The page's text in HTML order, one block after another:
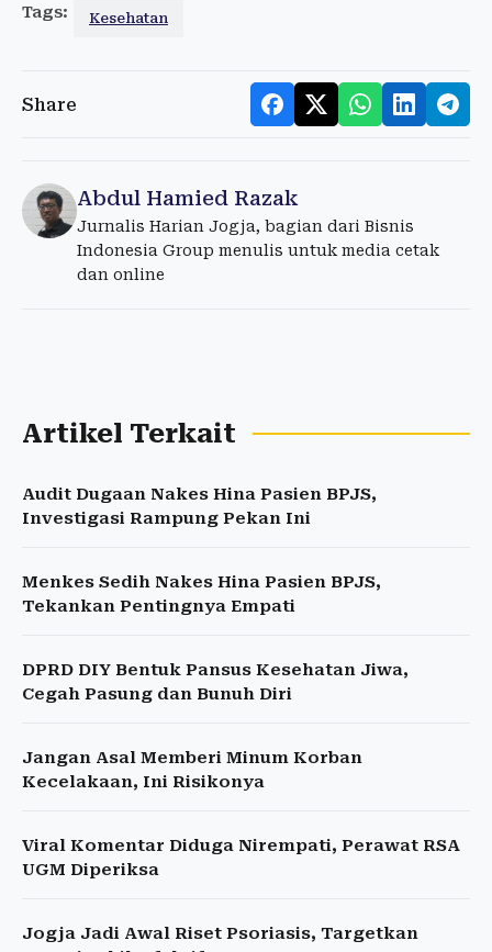
Tags: Kesehatan
Share
Abdul Hamied Razak
Jurnalis Harian Jogja, bagian dari Bisnis
Indonesia Group menulis untuk media cetak
dan online
Artikel Terkait
Audit Dugaan Nakes Hina Pasien BPJS,
Investigasi Rampung Pekan Ini
Menkes Sedih Nakes Hina Pasien BPJS,
Tekankan Pentingnya Empati
DPRD DIY Bentuk Pansus Kesehatan Jiwa,
Cegah Pasung dan Bunuh Diri
Jangan Asal Memberi Minum Korban
Kecelakaan, Ini Risikonya
Viral Komentar Diduga Nirempati, Perawat RSA
UGM Diperiksa
Jogja Jadi Awal Riset Psoriasis, Targetkan